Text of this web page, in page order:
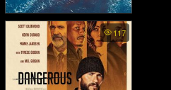
Dangerous Animals (2025)
117